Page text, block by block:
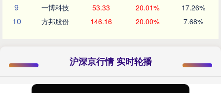
9 一博科技 53.33 20.01% 17.26%
10 方邦股份 146.16 20.00% 7.68%
沪深京行情 实时轮播